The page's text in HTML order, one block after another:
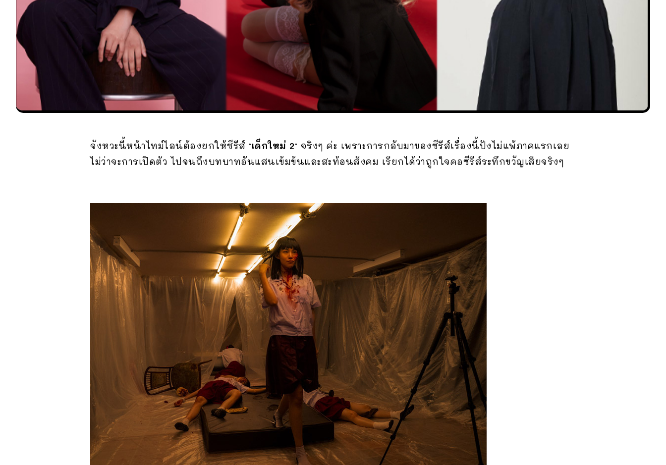
จังหวะนี้หน้าไทม์ไลน์ต้องยกให้ซีรีส์ ‘เด็กใหม่ 2‘ จริงๆ ค่ะ เพราะการกลับมาของซีรีส์เรื่องนี้ปังไม่แพ้ภาคแรกเลย
ไม่ว่าจะการเปิดตัว ไปจนถึงบทบาทอันแสนเข้มข้นและสะท้อนสังคม เรียกได้ว่าถูกใจคอซีรีส์ระทึกขวัญเสียจริงๆ